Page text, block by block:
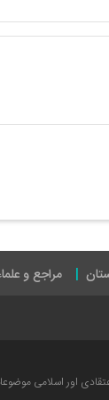
مراجع و
اور اسلامی